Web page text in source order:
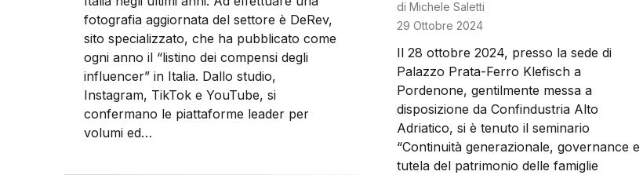
di Michele Saletti
29 Ottobre 2024
Il 28 ottobre 2024, presso la sede di
Palazzo Prata-Ferro Klefisch a
Pordenone, gentilmente messa a
disposizione da Confindustria Alto
Adriatico, si è tenuto il seminario
“Continuità generazionale, governance e
tutela del patrimonio delle famiglie
fotografia aggiornata del settore è DeRev,
sito specializzato, che ha pubblicato come
ogni anno il “listino dei compensi degli
influencer” in Italia. Dallo studio,
Instagram, TikTok e YouTube, si
confermano le piattaforme leader per
volumi ed…